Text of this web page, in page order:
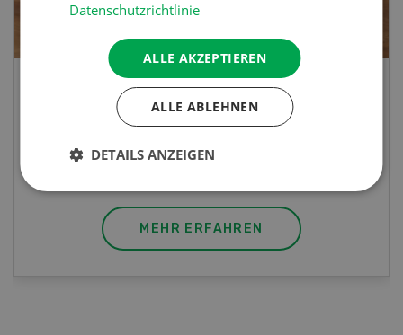
Lupinentätschli
Kräuter
MEHR ERFAHREN
Datenschutzrichtlinie
ALLE AKZEPTIEREN
ALLE ABLEHNEN
DETAILS ANZEIGEN